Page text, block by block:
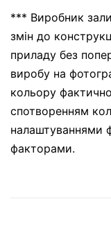
*** Виробник
змін до
приладу без
виробу на
кольору
спотворенням
налаштуваннями
факторами.